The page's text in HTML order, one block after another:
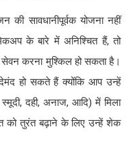
सावधानीपूर्वक योजना नहीं
के बारे में अनिश्चित हैं, तो
सेवन करना मुश्किल हो सकता है।
हो सकते हैं क्योंकि आप उन्हें
दही, अनाज, आदि) में मिला
को तुरंत बढ़ाने के लिए उन्हें शेक